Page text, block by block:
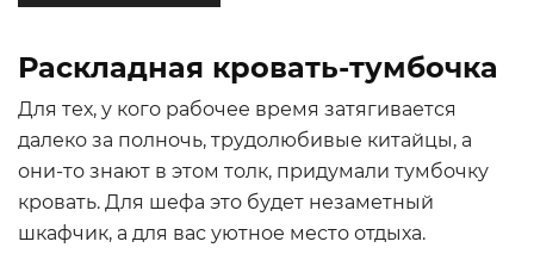
Раскладная кровать-тумбочка
Для тех, у кого рабочее время затягивается
далеко за полночь, трудолюбивые китайцы, а
они-то знают в этом толк, придумали тумбочку
кровать. Для шефа это будет незаметный
шкафчик, а для вас уютное место отдыха.